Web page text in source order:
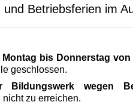
18.11.2026, 18.00 -
25.11.2026,18.00 -
26.11.2026,
30.11.2026,18.00 -
Betriebsferien im
Montag bis Donnerstag von
geschlossen.
wegen
zu erreichen.